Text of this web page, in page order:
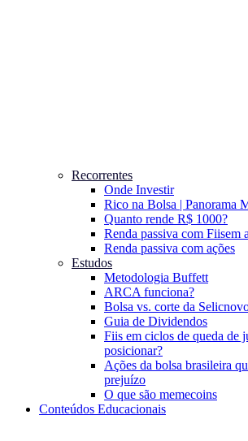
Recorrentes
Onde Investir
Rico na Bolsa | Panorama
Quanto rende R$ 1000?
Renda passiva com Fiisem
Renda passiva com ações
Estudos
Metodologia Buffett
ARCA funciona?
Bolsa vs. corte da Selic
Guia de Dividendos
Fiis em ciclos de queda de
posicionar?
Ações da bolsa brasileira
prejuízo
O que são memecoins
Conteúdos Educacionais